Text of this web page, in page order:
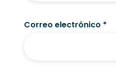
Correo electrónico *